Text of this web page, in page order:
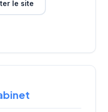
le site